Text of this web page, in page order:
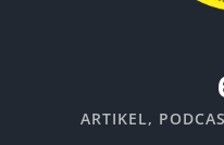
ARTIKEL,